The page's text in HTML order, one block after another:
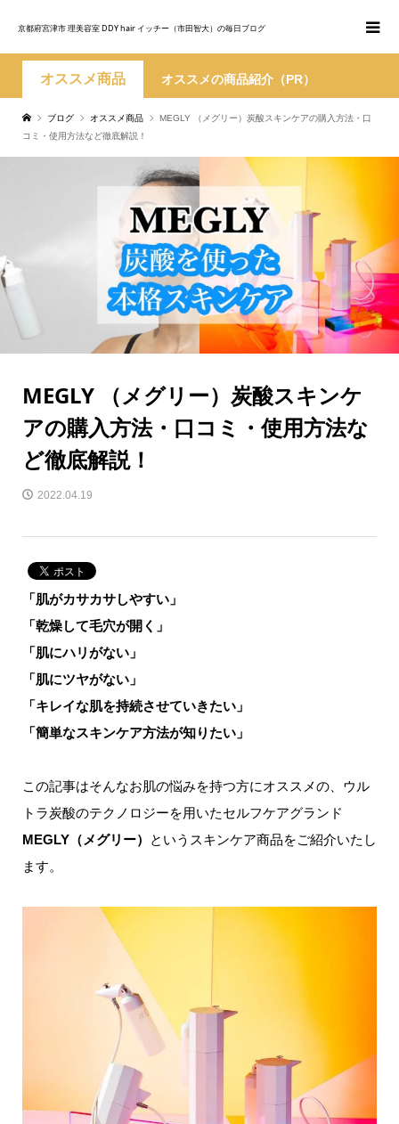
京都府宮津市 理美容室 DDY hair イッチー（市田智大）の毎日ブログ
オススメ商品 オススメの商品紹介（PR）
ブログ オススメ商品
MEGLY （メグリー）炭酸スキンケアの購入方法・口
コミ・使用方法など徹底解説！
MEGLY （メグリー）炭酸スキンケ
アの購入方法・口コミ・使用方法な
ど徹底解説！
2022.04.19
「肌がカサカサしやすい」
「乾燥して毛穴が開く」
「肌にハリがない」
「肌にツヤがない」
「キレイな肌を持続させていきたい」
「簡単なスキンケア方法が知りたい」
この記事はそんなお肌の悩みを持つ方にオススメの、ウル
トラ炭酸のテクノロジーを用いたセルフケアグランド
MEGLY（メグリー）
というスキンケア商品をご紹介いたし
ます。